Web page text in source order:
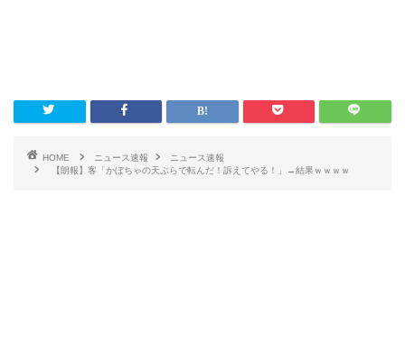
HOME ニュース速報
ニュース速報
【朗報】客「かぼちゃの天ぷらで転んだ！訴えてやる！」→結果ｗｗｗｗ